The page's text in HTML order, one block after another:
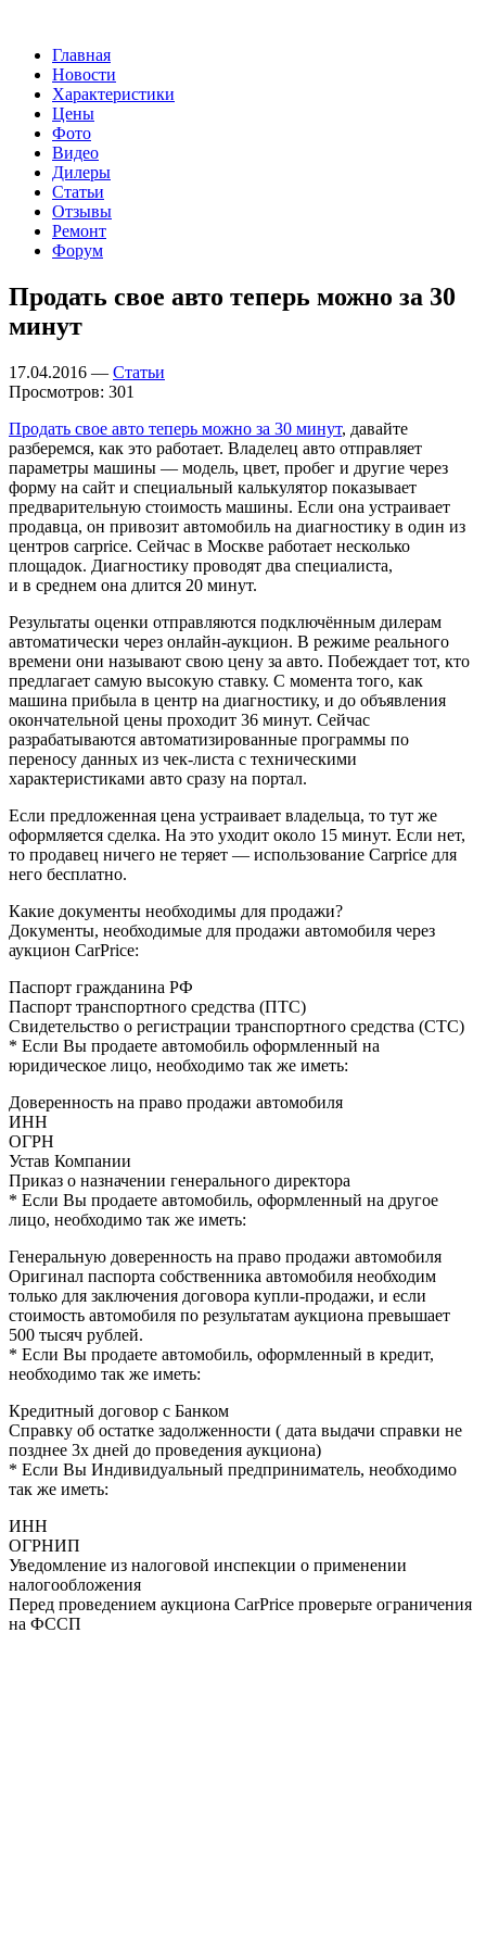
Главная
Новости
Характеристики
Цены
Фото
Видео
Дилеры
Статьи
Отзывы
Ремонт
Форум
Продать свое авто теперь можно за 30
минут
17.04.2016 — Статьи
Просмотров: 301
Продать свое авто теперь можно за 30 минут, давайте
разберемся, как это работает. Владелец авто отправляет
параметры машины — модель, цвет, пробег и другие через
форму на сайт и специальный калькулятор показывает
предварительную стоимость машины. Если она устраивает
продавца, он привозит автомобиль на диагностику в один из
центров carprice. Сейчас в Москве работает несколько
площадок. Диагностику проводят два специалиста,
и в среднем она длится 20 минут.
Результаты оценки отправляются подключённым дилерам
автоматически через онлайн-аукцион. В режиме реального
времени они называют свою цену за авто. Побеждает тот, кто
предлагает самую высокую ставку. С момента того, как
машина прибыла в центр на диагностику, и до объявления
окончательной цены проходит 36 минут. Сейчас
разрабатываются автоматизированные программы по
переносу данных из чек-листа с техническими
характеристиками авто сразу на портал.
Если предложенная цена устраивает владельца, то тут же
оформляется сделка. На это уходит около 15 минут. Если нет,
то продавец ничего не теряет — использование Carprice для
него бесплатно.
Какие документы необходимы для продажи?
Документы, необходимые для продажи автомобиля через
аукцион CarPrice:
Паспорт гражданина РФ
Паспорт транспортного средства (ПТС)
Свидетельство о регистрации транспортного средства (СТС)
* Если Вы продаете автомобиль оформленный на
юридическое лицо, необходимо так же иметь:
Доверенность на право продажи автомобиля
ИНН
ОГРН
Устав Компании
Приказ о назначении генерального директора
* Если Вы продаете автомобиль, оформленный на другое
лицо, необходимо так же иметь:
Генеральную доверенность на право продажи автомобиля
Оригинал паспорта собственника автомобиля необходим
только для заключения договора купли-продажи, и если
стоимость автомобиля по результатам аукциона превышает
500 тысяч рублей.
* Если Вы продаете автомобиль, оформленный в кредит,
необходимо так же иметь:
Кредитный договор с Банком
Справку об остатке задолженности ( дата выдачи справки не
позднее 3х дней до проведения аукциона)
* Если Вы Индивидуальный предприниматель, необходимо
так же иметь:
ИНН
ОГРНИП
Уведомление из налоговой инспекции о применении
налогообложения
Перед проведением аукциона CarPrice проверьте ограничения
на ФССП